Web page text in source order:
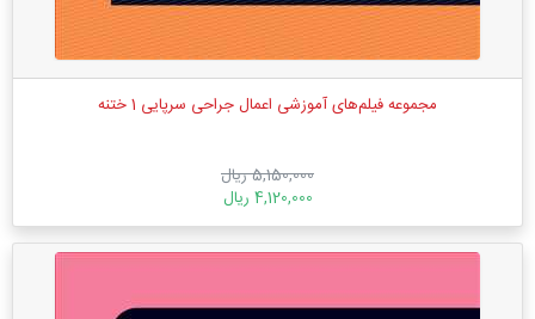
مجموعه فیلم‌های آموزشی اعمال جراحی سرپایی 1 ختنه
5,150,000 ریال
4,120,000 ریال